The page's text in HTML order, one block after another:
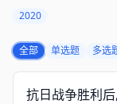
2020
全部 单选题 多选
抗日战争胜利